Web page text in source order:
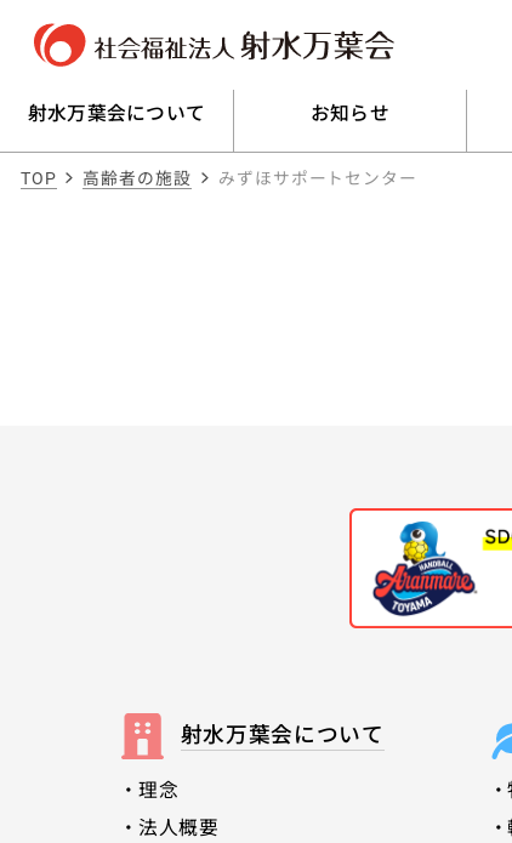
射水万葉会について お知らせ
TOP 高齢者の施設 みずほサポートセンター
射水万葉会について
理念
法人概要